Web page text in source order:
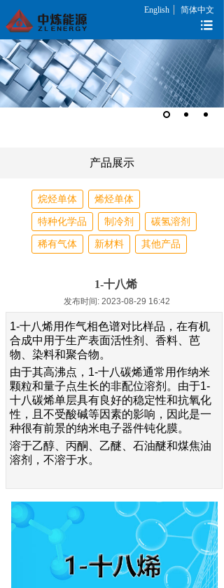
产品展示
烷烃单体
烯烃单体
特种化学品
制冷剂
碳氢溶剂
稀有气体
新材料 其他产品
1-十八烯
发布时间: 2023-08-29 16:42
1-十八烯用作气相色谱对比样品，在有机
合成中用于生产表面活性剂、香料、芭
物、染料和聚合物。
由于其高沸点，1-十八碳烯通常用作纳米
颗粒和量子点生长的非配位溶剂。由于1-
十八碳烯单层具有良好的稳定性和抗氧化
性，且不受酸碱等因素的影响，因此是一
种很有前景的纳米电子器件钝化膜。
溶于乙醇、丙酮、乙醚、石油醚和煤焦油
溶剂，不溶于水。
English 简体中文